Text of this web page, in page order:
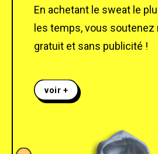
En achetant le sweat le
les temps, vous soutenez
gratuit et sans publicité !
voir +